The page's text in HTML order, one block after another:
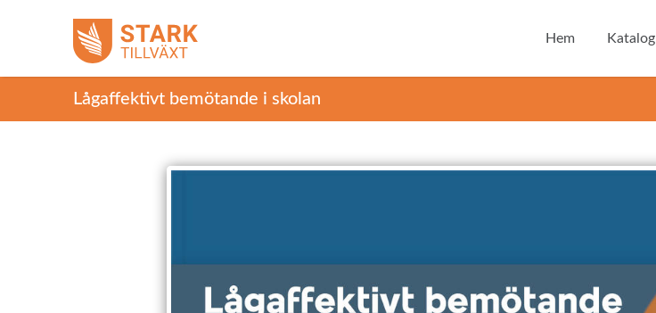
Hem Katalog
Lågaffektivt bemötande i skolan